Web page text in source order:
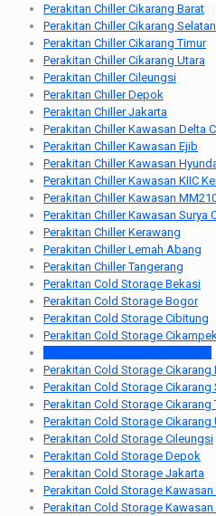
Perakitan Chiller Cikarang Barat
Perakitan Chiller Cikarang Selatan
Perakitan Chiller Cikarang Timur
Perakitan Chiller Cikarang Utara
Perakitan Chiller Cileungsi
Perakitan Chiller Depok
Perakitan Chiller Jakarta
Perakitan Chiller Kawasan Delta
Perakitan Chiller Kawasan Ejib
Perakitan Chiller Kawasan
Perakitan Chiller Kawasan KIIC
Perakitan Chiller Kawasan
Perakitan Chiller Kawasan Surya
Perakitan Chiller Kerawang
Perakitan Chiller Lemah Abang
Perakitan Chiller Tangerang
Perakitan Cold Storage Bekasi
Perakitan Cold Storage Bogor
Perakitan Cold Storage Cibitung
Perakitan Cold Storage
Perakitan Cold Storage Cikarang
Perakitan Cold Storage Cikarang
Perakitan Cold Storage Cikarang
Perakitan Cold Storage Cikarang
Perakitan Cold Storage Cileungsi
Perakitan Cold Storage Depok
Perakitan Cold Storage Jakarta
Perakitan Cold Storage
Perakitan Cold Storage Kawasan